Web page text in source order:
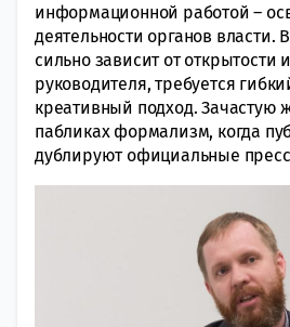
информационной работой –
деятельности органов власти.
сильно зависит от открытости
руководителя, требуется
креативный подход. Зачастую
пабликах формализм, когда
дублируют официальные